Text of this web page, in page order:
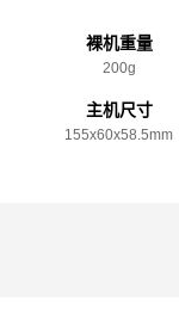
裸机重量
200g
主机尺寸
155x️60x️58.5mm